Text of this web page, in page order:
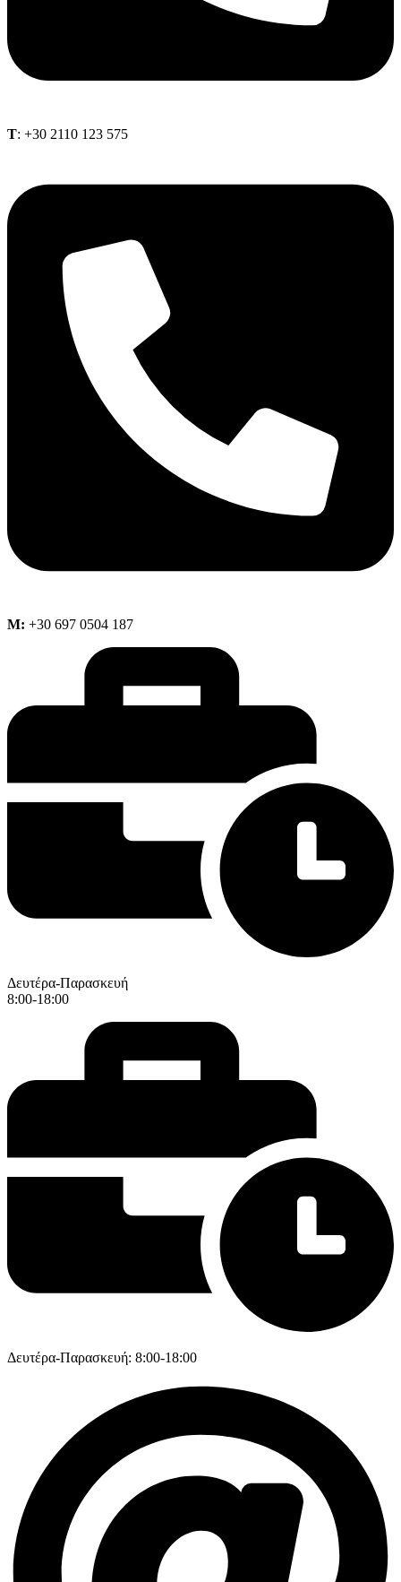
Τ: +30 2110 123 575
M: +30 697 0504 187
Δευτέρα-Παρασκευή
8:00-18:00
Δευτέρα-Παρασκευή: 8:00-18:00